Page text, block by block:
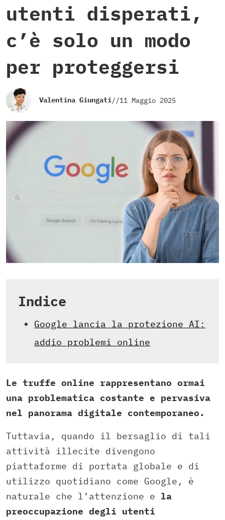
utenti disperati,
c’è solo un modo
per proteggersi
Valentina Giungati//11 Maggio 2025
Indice
Google lancia la protezione AI:
addio problemi online
Le truffe online rappresentano ormai
una problematica costante e pervasiva
nel panorama digitale contemporaneo.
Tuttavia, quando il bersaglio di tali
attività illecite divengono
piattaforme di portata globale e di
utilizzo quotidiano come Google, è
naturale che l’attenzione e la
preoccupazione degli utenti